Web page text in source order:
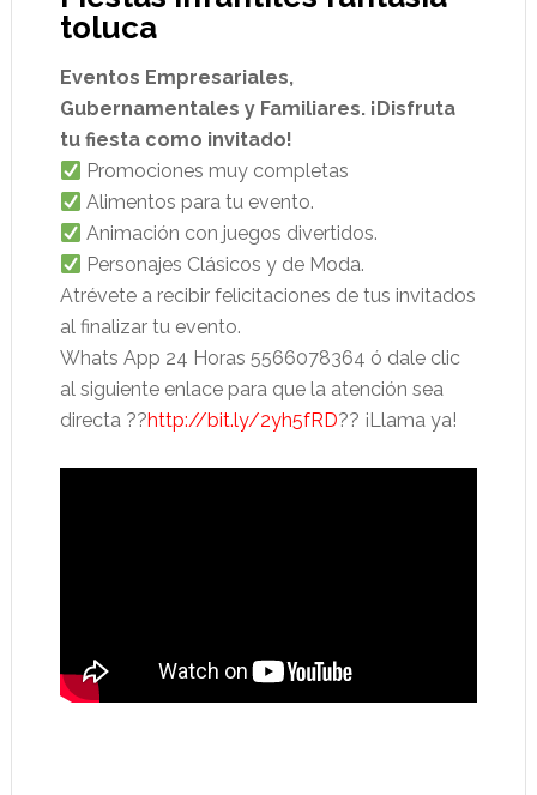
toluca
Eventos Empresariales,
Gubernamentales y Familiares. ¡Disfruta
tu fiesta como invitado!
Promociones muy completas
Alimentos para tu evento.
Animación con juegos divertidos.
Personajes Clásicos y de Moda.
Atrévete a recibir felicitaciones de tus invitados
al finalizar tu evento.
Whats App 24 Horas 5566078364 ó dale clic
al siguiente enlace para que la atención sea
directa ??http://bit.ly/2yh5fRD?? ¡Llama ya!